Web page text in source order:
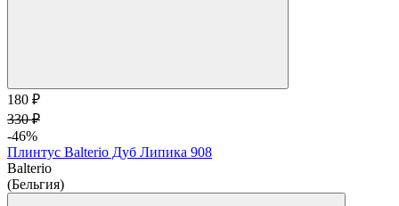
180 ₽
330 ₽
-46%
Плинтус Balterio Дуб Липика 908
Balterio
(Бельгия)